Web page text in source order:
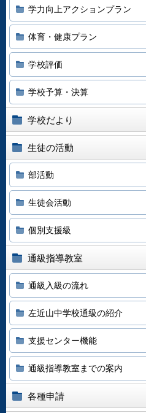
学力向上アクションプラン
体育・健康プラン
学校評価
学校予算・決算
学校だより
生徒の活動
部活動
生徒会活動
個別支援級
通級指導教室
通級入級の流れ
左近山中学校通級の紹介
支援センター機能
通級指導教室までの案内
各種申請